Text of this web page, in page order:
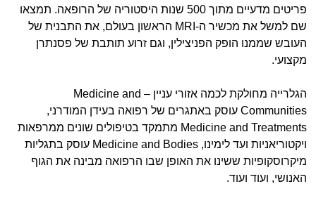
פריטים מדעיים מתוך 500 שנות היסטוריה של הרופאה. תמצאו
שם למשל את מכשיר ה-MRI הראשון בעולם, את התבנית של
העובש שממנו הופק הפניצילין, וגם זרוע תותבת של פסנתרן
מקצועי.
הגלרייה מחולקת לכמה אזורי עניין – Medicine and
Communities עוסק באתגרים של רפואה בעידן המודרני,
Medicine and Treatments מתמקד בטיפולים שונים ממרפאות
ויקטוריאניות ועד לימינו, Medicine and Bodies עוסק בתגליות
מיקרוסקופיות ששינו את האופן שבו הרפואה מבינה את הגוף
האנושי, ועוד ועוד.